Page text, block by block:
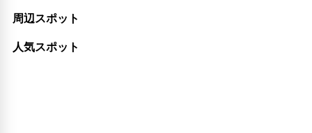
周辺スポット
人気スポット